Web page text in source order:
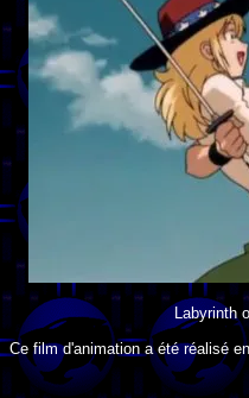
Labyrinth
Ce film d'animation a été réalisé en